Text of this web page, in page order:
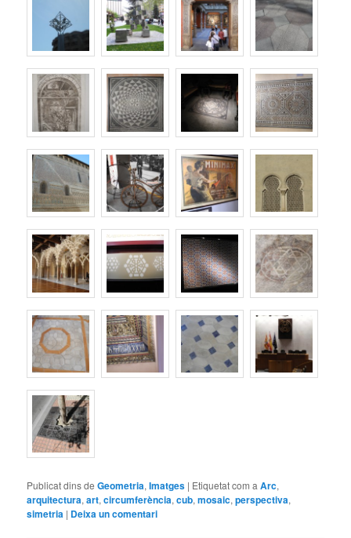
Publicat dins de Geometria,Imatges | Etiquetat com aArc,
arquitectura,art,circumferència,cub,mosaic,perspectiva,
simetria | Deixa un comentari